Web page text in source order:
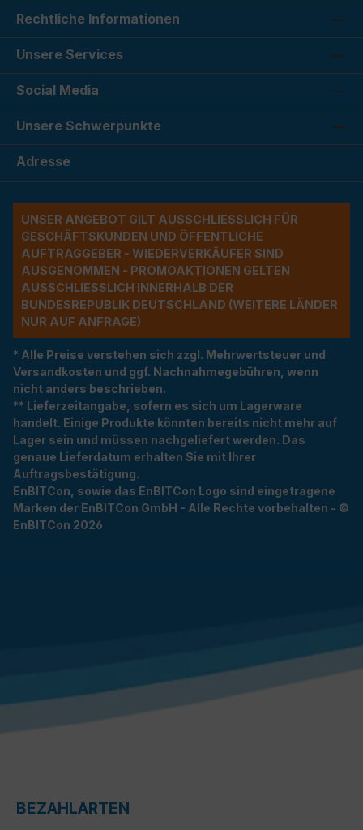
Rechtliche Informationen
Unsere Services
Social Media
Unsere Schwerpunkte
Adresse
UNSER ANGEBOT GILT AUSSCHLIESSLICH FÜR G
ESCHÄFTSKUNDEN UND ÖFFENTLICHE A
UFTRAGGEBER - WIEDERVERKÄUFER SIND A
USGENOMMEN - PROMOAKTIONEN GELTEN A
USSCHLIESSLICH INNERHALB DER BU
NDESREPUBLIK DEUTSCHLAND (WEITERE LÄNDER NU
R AUF ANFRAGE)
* Alle Preise verstehen sich zzgl. Mehrwertsteuer und
Versandkosten und ggf. Nachnahmegebühren, wenn
nicht anders beschrieben.
** Lieferzeitangabe, sofern es sich um Lagerware
handelt. Einige Produkte könnten bereits nicht mehr auf
Lager sein und müssen nachgeliefert werden. Das
genaue Lieferdatum erhalten Sie mit Ihrer
Auftragsbestätigung.
EnBITCon, sowie das EnBITCon Logo sind eingetragene
Marken der EnBITCon GmbH - Alle Rechte vorbehalten - ©
EnBITCon 2026
BEZAHLARTEN